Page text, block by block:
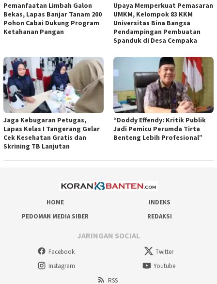
Pemanfaatan Limbah Galon
Bekas, Lapas Banjar Tanam 200
Pohon Cabai Dukung Program
Ketahanan Pangan
Upaya Memperkuat Pemasaran
UMKM, Kelompok 83 KKM
Universitas Bina Bangsa
Pendampingan Pembuatan
Spanduk di Desa Cempaka
Jaga Kebugaran Petugas,
Lapas Kelas I Tangerang Gelar
Cek Kesehatan Gratis dan
Skrining TB Lanjutan
“Doddy Effendy: Kritik Publik
Jadi Pemicu Perumda Tirta
Benteng Lebih Profesional”
HOME
INDEKS
PEDOMAN MEDIA SIBER
REDAKSI
JARINGAN SOCIAL
Facebook
Twitter
Instagram
Youtube
RSS